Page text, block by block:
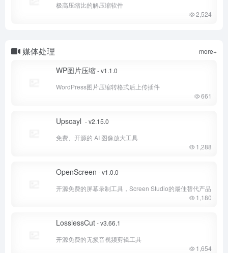
极高压缩比的解压缩软件
2,524
媒体处理 more+
WP图片压缩- v1.1.0
WordPress图片压缩转格式后上传插件
661
Upscayl - v2.15.0
免费、开源的 AI 图像放大工具
1,288
OpenScreen - v1.0.0
开源免费的屏幕录制工具，Screen Studio的最佳替代产品
1,180
LosslessCut- v3.66.1
开源免费的无损音视频剪辑工具
1,654